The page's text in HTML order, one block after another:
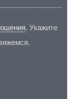
. Укажите